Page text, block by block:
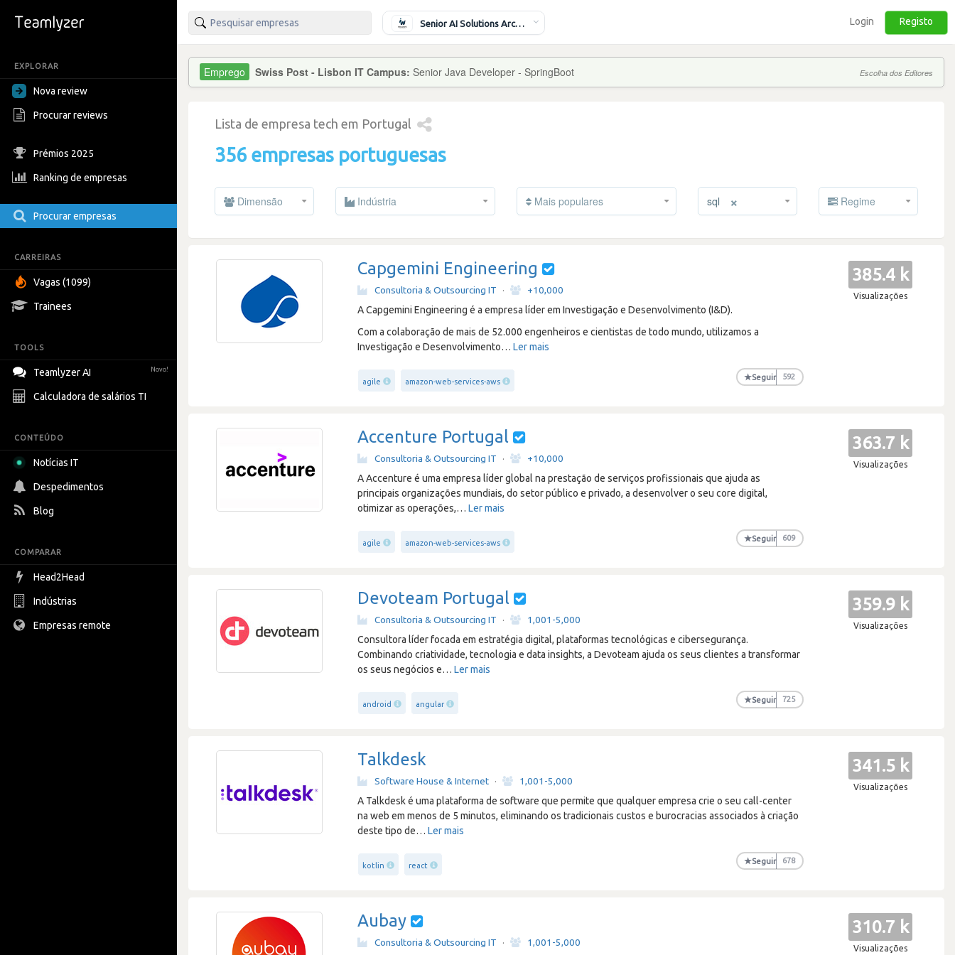
EXPLORAR
Nova review
Procurar reviews
Prémios 2025
Ranking de empresas
Procurar empresas
CARREIRAS
Vagas (1099)
Trainees
TOOLS
Teamlyzer AI Novo!
Calculadora de salários TI
CONTEÚDO
Notícias IT
Despedimentos
Blog
COMPARAR
Head2Head
Indústrias
Empresas remote
Senior AI Solutions Architect Login Registo
Swiss Post - Lisbon IT Campus: Senior Java Developer - SpringBoot Escolha dos Editores
Lista de empresa tech em Portugal
356 empresas portuguesas
Dimensão Indústria Mais populares ×
sql Regime
Capgemini Engineering
Consultoria & Outsourcing IT ·
+10,000
A Capgemini Engineering é a empresa líder em Investigação e Desenvolvimento (I&D).
Com a colaboração de mais de 52.000 engenheiros e cientistas de todo mundo, utilizamos a
Investigação e Desenvolvimento…Ler mais
agile amazon-web-services-aws
★Seguir 592
385.4 k
Visualizações
Accenture Portugal
Consultoria & Outsourcing IT ·
+10,000
A Accenture é uma empresa líder global na prestação de serviços profissionais que ajuda as
principais organizações mundiais, do setor público e privado, a desenvolver o seu core digital,
otimizar as operações,…Ler mais
agile amazon-web-services-aws
★Seguir 609
363.7 k
Visualizações
Devoteam Portugal
Consultoria & Outsourcing IT ·
1,001-5,000
Consultora líder focada em estratégia digital, plataformas tecnológicas e cibersegurança.
Combinando criatividade, tecnologia e data insights, a Devoteam ajuda os seus clientes a transformar
os seus negócios e…Ler mais
android angular
★Seguir 725
359.9 k
Visualizações
Talkdesk
Software House & Internet ·
1,001-5,000
A Talkdesk é uma plataforma de software que permite que qualquer empresa crie o seu call-center
na web em menos de 5 minutos, eliminando os tradicionais custos e burocracias associados à criação
deste tipo de…Ler mais
kotlin react
★Seguir 678
341.5 k
Visualizações
Aubay
Consultoria & Outsourcing IT · 1,001-5,000
310.7 k
Visualizações